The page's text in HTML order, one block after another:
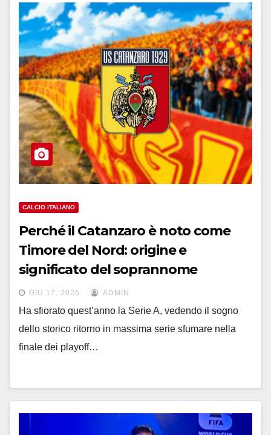
CALCIO ITALIANO
Perché il Catanzaro è noto come
Timore del Nord: origine e
significato del soprannome
GIU 17, 2026 ADMIN
Ha sfiorato quest’anno la Serie A, vedendo il sogno
dello storico ritorno in massima serie sfumare nella
finale dei playoff…